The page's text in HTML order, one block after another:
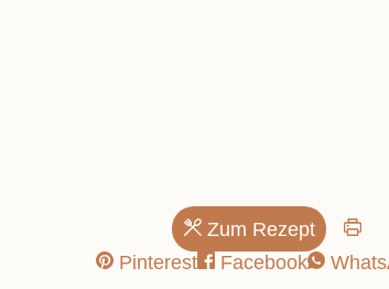
Zum Rezept
Pinterest
Facebook